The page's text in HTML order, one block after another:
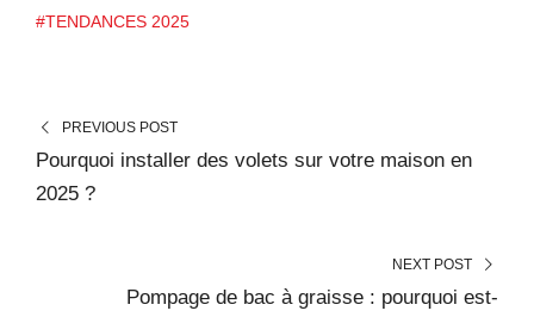
#TENDANCES 2025
PREVIOUS POST
Pourquoi installer des volets sur votre maison en
2025 ?
NEXT POST
Pompage de bac à graisse : pourquoi est-